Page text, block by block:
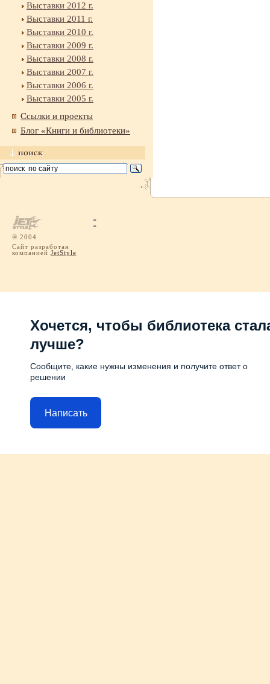
Выставки 2012 г.
Выставки 2011 г.
Выставки 2010 г.
Выставки 2009 г.
Выставки 2008 г.
Выставки 2007 г.
Выставки 2006 г.
Выставки 2005 г.
Ссылки и проекты
Блог «Книги и библиотеки»
® 2004
Сайт разработан
компанией JetStyle
Хочется, чтобы библиотека
лучше?
Сообщите, какие нужны изменения и получите ответ о
решении
Написать